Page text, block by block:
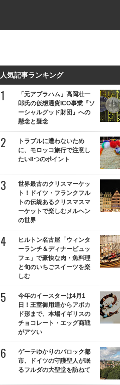
人気記事ランキング
「元アブラハム」高岡壮一
郎氏の仮想通貨ICO事業『ソ
ーシャルグッド財団』への
懸念と疑念
トラブルに遭わないため
に、モロッコ旅行で注意し
たい8つのポイント
世界最古のクリスマーケッ
ト！ドイツ・フランクフル
トの伝統あるクリスマスマ
ーケットで楽しむメルヘン
の世界
ヒルトン名古屋「ウィンタ
ーランチ＆ディナービュッ
フェ」で豪快な肉・魚料理
と旬のいちごスイーツを楽
しむ
今年のイースターは4月1
日！王室御用達からアボカ
ド形まで、本場イギリスの
チョコレート・エッグ商戦
がアツい
ゲーテゆかりのバロック都
市、ドイツの守護聖人が眠
るフルダの大聖堂を訪ねて